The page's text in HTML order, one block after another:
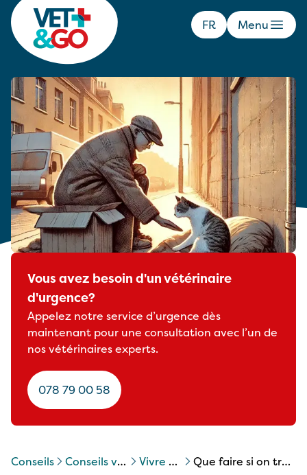
Menu
FR
Que faire si on trouve un chat
abandonné ?
Est-il vraiment abandonné, perdu ou
simplement un chat d’extérieur ? Avant
d’agir, il est important d’évaluer la situation
Vous avez besoin d'un vétérinaire
d'urgence?
Appelez notre service d’urgence dès
maintenant pour une consultation avec l’un de
nos vétérinaires experts.
078 79 00 58
Conseils conseils veterinaires chats vivre avec un chat que faire si on trouve un chat abandonné ?